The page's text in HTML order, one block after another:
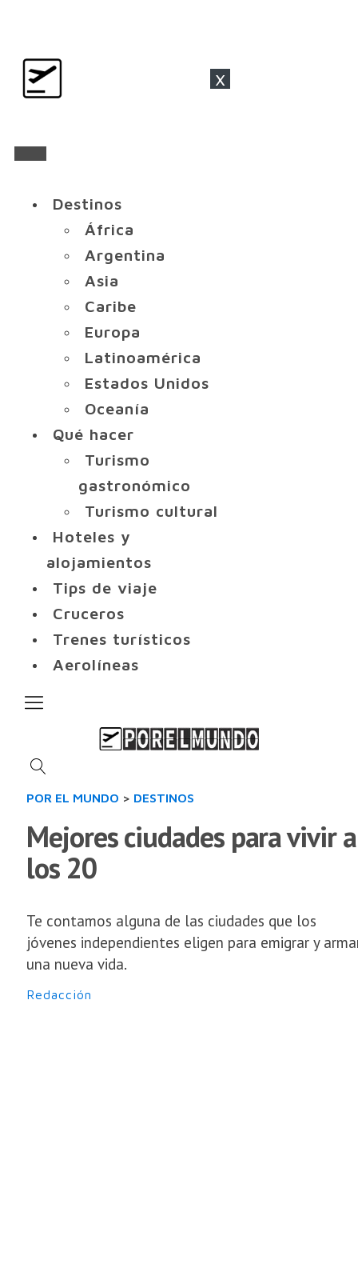
x
Destinos
África
Argentina
Asia
Caribe
Europa
Latinoamérica
Estados Unidos
Oceanía
Qué hacer
Turismo
gastronómico
Turismo cultural
Hoteles y
alojamientos
Tips de viaje
Cruceros
Trenes turísticos
Aerolíneas
POR EL MUNDO > DESTINOS
Mejores ciudades para vivir a
los 20
Te contamos alguna de las ciudades que los
jóvenes independientes eligen para emigrar y
una nueva vida.
Redacción